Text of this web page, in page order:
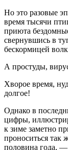
Но это разовые
время тысячи
приюта
свернувшись в
бескормицей
А простуды,
Хворое время,
долгое!
Однако в
цифры,
к зиме заметно
проноситься
половина года,